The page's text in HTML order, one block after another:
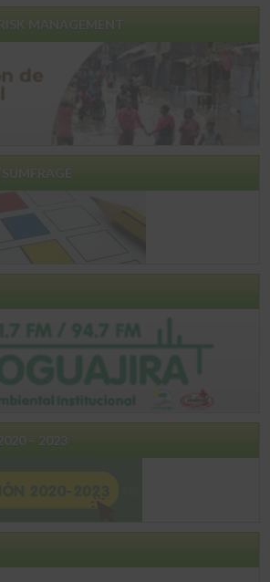
MANAGEMENT
– 2023